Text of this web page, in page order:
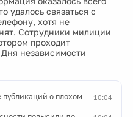
удалось связаться с
хотя не
Сотрудники милиции
проходит
независимости
10:04
о плохом